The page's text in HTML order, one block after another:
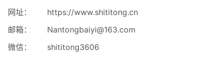
网址：
https://www.shititong.cn
邮箱：
Nantongbaiyi@163.com
微信：
shititong3606